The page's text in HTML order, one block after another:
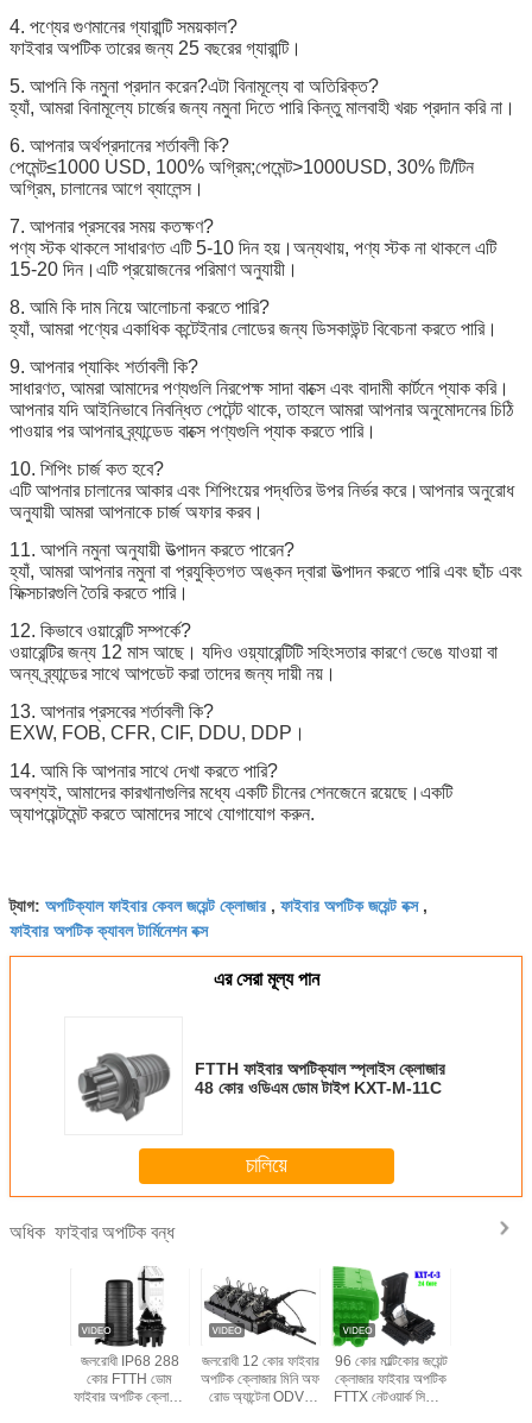
4. পণ্যের গুণমানের গ্যারান্টি সময়কাল?
ফাইবার অপটিক তারের জন্য 25 বছরের গ্যারান্টি।
5. আপনি কি নমুনা প্রদান করেন?এটা বিনামূল্যে বা অতিরিক্ত?
হ্যাঁ, আমরা বিনামূল্যে চার্জের জন্য নমুনা দিতে পারি কিন্তু মালবাহী খরচ প্রদান করি না।
6. আপনার অর্থপ্রদানের শর্তাবলী কি?
পেমেন্ট≤1000 USD, 100% অগ্রিম;পেমেন্ট>1000USD, 30% টি/টিন
অগ্রিম, চালানের আগে ব্যালেন্স।
7. আপনার প্রসবের সময় কতক্ষণ?
পণ্য স্টক থাকলে সাধারণত এটি 5-10 দিন হয়।অন্যথায়, পণ্য স্টক না থাকলে এটি
15-20 দিন।এটি প্রয়োজনের পরিমাণ অনুযায়ী।
8. আমি কি দাম নিয়ে আলোচনা করতে পারি?
হ্যাঁ, আমরা পণ্যের একাধিক কন্টেইনার লোডের জন্য ডিসকাউন্ট বিবেচনা করতে পারি।
9. আপনার প্যাকিং শর্তাবলী কি?
সাধারণত, আমরা আমাদের পণ্যগুলি নিরপেক্ষ সাদা বাক্সে এবং বাদামী কার্টনে প্যাক করি।
আপনার যদি আইনিভাবে নিবন্ধিত পেটেন্ট থাকে, তাহলে আমরা আপনার অনুমোদনের চিঠি
পাওয়ার পর আপনার ব্র্যান্ডেড বাক্সে পণ্যগুলি প্যাক করতে পারি।
10. শিপিং চার্জ কত হবে?
এটি আপনার চালানের আকার এবং শিপিংয়ের পদ্ধতির উপর নির্ভর করে।আপনার অনুরোধ
অনুযায়ী আমরা আপনাকে চার্জ অফার করব।
11. আপনি নমুনা অনুযায়ী উত্পাদন করতে পারেন?
হ্যাঁ, আমরা আপনার নমুনা বা প্রযুক্তিগত অঙ্কন দ্বারা উত্পাদন করতে পারি এবং ছাঁচ এবং
ফিক্সচারগুলি তৈরি করতে পারি।
12. কিভাবে ওয়ারেন্টি সম্পর্কে?
ওয়ারেন্টির জন্য 12 মাস আছে। যদিও ওয়্যারেন্টিটি সহিংসতার কারণে ভেঙে যাওয়া বা
অন্য ব্র্যান্ডের সাথে আপডেট করা তাদের জন্য দায়ী নয়।
13. আপনার প্রসবের শর্তাবলী কি?
EXW, FOB, CFR, CIF, DDU, DDP।
14. আমি কি আপনার সাথে দেখা করতে পারি?
অবশ্যই, আমাদের কারখানাগুলির মধ্যে একটি চীনের শেনজেনে রয়েছে।একটি
অ্যাপয়েন্টমেন্ট করতে আমাদের সাথে যোগাযোগ করুন.
ট্যাগ: অপটিক্যাল ফাইবার কেবল জয়েন্ট ক্লোজার , ফাইবার অপটিক জয়েন্ট বক্স,
ফাইবার অপটিক ক্যাবল টার্মিনেশন বক্স
এর সেরা মূল্য পান
FTTH ফাইবার অপটিক্যাল স্প্লাইস ক্লোজার
48 কোর ওডিএম ডোম টাইপ KXT-M-11C
চালিয়ে
অধিক ফাইবার অপটিক বন্ধ
জলরোধী IP68 288
কোর FTTH ডোম
ফাইবার অপটিক ক্লোজার
জলরোধী 12 কোর ফাইবার
অপটিক ক্লোজার মিনি অফ
রোড অ্যান্টেনা ODVA
96 কোর মাল্টিকোর জয়েন্ট
ক্লোজার ফাইবার অপটিক
FTTX নেটওয়ার্ক সিস্টেম